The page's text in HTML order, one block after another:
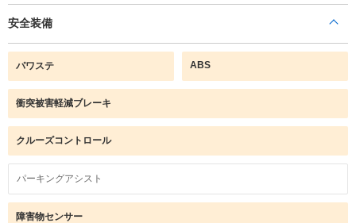
安全装備
パワステ ABS
衝突被害軽減ブレーキ
クルーズコントロール
パーキングアシスト
障害物センサー